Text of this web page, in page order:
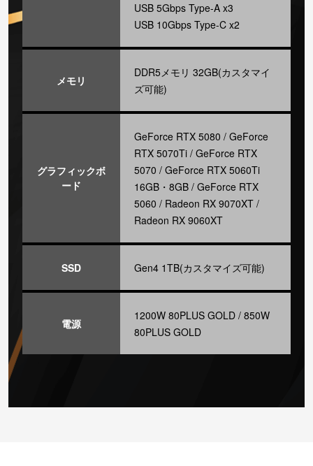
USB 5Gbps Type-A x3
USB 10Gbps Type-C x2
メモリ
DDR5メモリ 32GB(カスタマイ
ズ可能)
グラフィックボ
ード
GeForce RTX 5080 / GeForce
RTX 5070Ti / GeForce RTX
5070 / GeForce RTX 5060Ti
16GB・8GB / GeForce RTX
5060 / Radeon RX 9070XT /
Radeon RX 9060XT
SSD Gen4 1TB(カスタマイズ可能)
電源
1200W 80PLUS GOLD / 850W
80PLUS GOLD